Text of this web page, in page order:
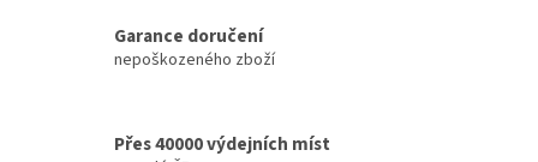
Garance doručení
nepoškozeného zboží
Přes 40000 výdejních míst